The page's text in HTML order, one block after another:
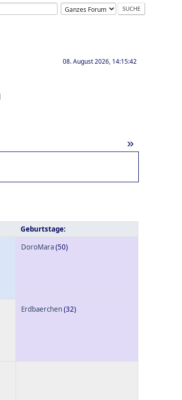
08. August 2026, 14:15:42
»
Geburtstage:
DoroMara(50)
Erdbaerchen(32)